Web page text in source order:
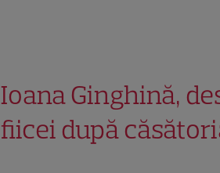
Ioana Ginghină,
fiicei după